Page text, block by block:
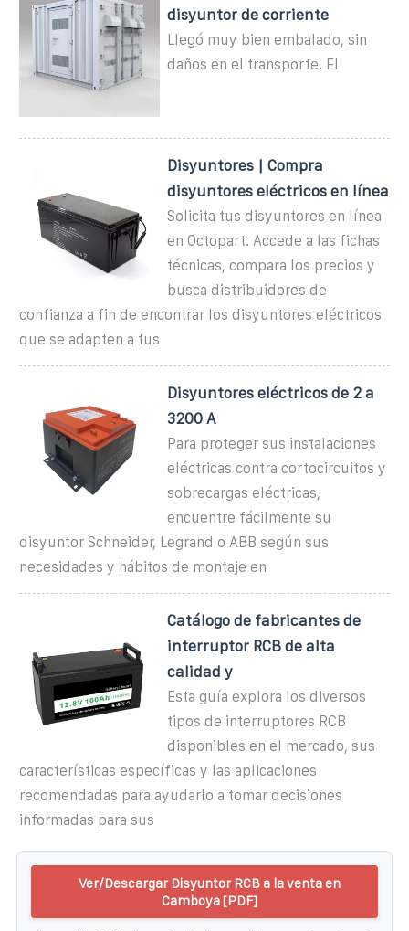
disyuntor de corriente
Llegó muy bien embalado, sin
daños en el transporte. El
Disyuntores | Compra
disyuntores eléctricos en línea
Solicita tus disyuntores en línea
en Octopart. Accede a las fichas
técnicas, compara los precios y
busca distribuidores de
confianza a fin de encontrar los disyuntores eléctricos
que se adapten a tus
Disyuntores eléctricos de 2 a
3200 A
Para proteger sus instalaciones
eléctricas contra cortocircuitos y
sobrecargas eléctricas,
encuentre fácilmente su
disyuntor Schneider, Legrand o ABB según sus
necesidades y hábitos de montaje en
Catálogo de fabricantes de
interruptor RCB de alta
calidad y
Esta guía explora los diversos
tipos de interruptores RCB
disponibles en el mercado, sus
características específicas y las aplicaciones
recomendadas para ayudarlo a tomar decisiones
informadas para sus
Ver/Descargar Disyuntor RCB a la venta en
Camboya [PDF]